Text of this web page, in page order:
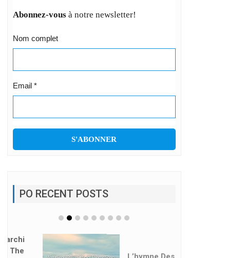
Abonnez-vousà notre newsletter!
Nom complet
Email *
PO RECENT POSTS
De Séoul Dévoilé